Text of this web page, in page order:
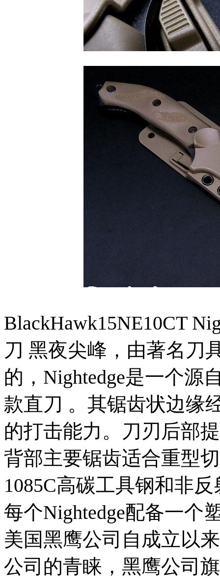
BlackHawk15NE10CT
刀 黑夜尖峰，由著名刀
的，Nightedge是一个源
款直刀 。其锯齿状边缘
的打击能力。刀刃后部
背部主要锯齿适合重型
1085C高碳工具钢和非
每个Nightedge配备一个
美国黑鹰公司自成立以
公司的青睐，黑鹰公司